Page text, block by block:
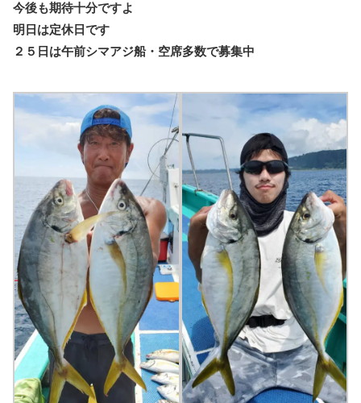
今後も期待十分ですよ
明日は定休日です
２５日は午前シマアジ船・空席多数で募集中